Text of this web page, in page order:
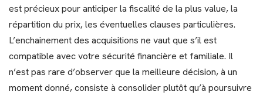
est précieux pour anticiper la fiscalité de la plus value, la
répartition du prix, les éventuelles clauses particulières.
L’enchainement des acquisitions ne vaut que s’il est
compatible avec votre sécurité financière et familiale. Il
n’est pas rare d’observer que la meilleure décision, à un
moment donné, consiste à consolider plutôt qu’à poursuivre